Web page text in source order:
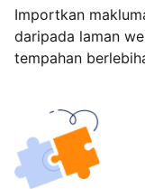
Importkan
daripada laman
tempahan